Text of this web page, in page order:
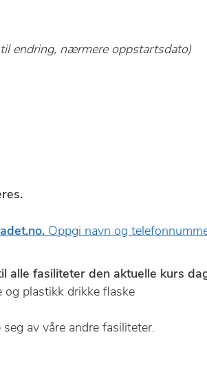
endring, nærmere oppstartsdato)
Oppgi navn og
alle fasiliteter den aktuelle kurs
og plastikk drikke flaske
av våre andre fasiliteter.